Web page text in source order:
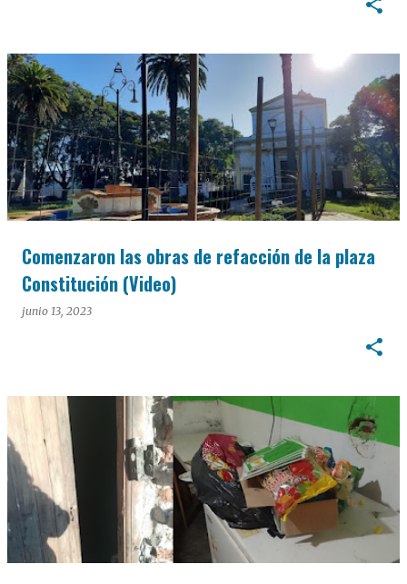
Comenzaron las obras de refacción de la plaza
Constitución (Video)
junio 13, 2023